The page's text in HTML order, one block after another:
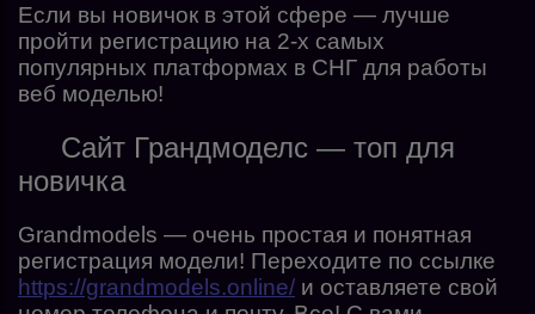
Если вы новичок в этой сфере — лучше
пройти регистрацию на 2-х самых
популярных платформах в СНГ для работы
веб моделью!
Сайт Грандмоделс — топ для
новичка
Grandmodels — очень простая и понятная
регистрация модели! Переходите по ссылке
https://grandmodels.online/ и оставляете свой